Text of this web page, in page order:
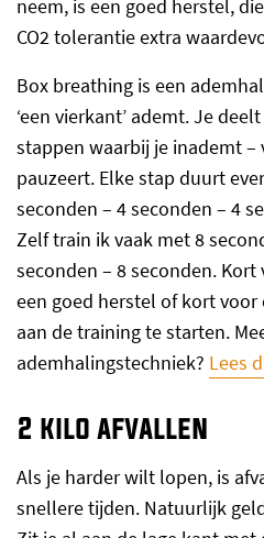
neem, is een goed herstel,
CO2 tolerantie extra
Box breathing is een
‘een vierkant’ ademt. Je
stappen waarbij je inademt
pauzeert. Elke stap duurt
seconden – 4 seconden – 4
Zelf train ik vaak met 8
seconden – 8 seconden.
een goed herstel of kort
aan de training te starten.
ademhalingstechniek? Lees
2 kilo afvallen
Als je harder wilt lopen, is
snellere tijden. Natuurlijk